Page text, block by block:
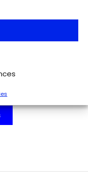
est le terme ultime pour
radicalement en
psychiques
des
cheveux sur la tête,
d’art est la